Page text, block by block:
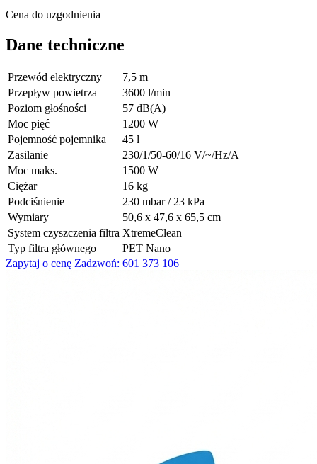
Cena do uzgodnienia
Dane techniczne
Przewód elektryczny
7,5 m
Przepływ powietrza
3600 l/min
Poziom głośności
57 dB(A)
Moc pięć
1200 W
Pojemność pojemnika
45 l
Zasilanie
230/1/50-60/16 V/~/Hz/A
Moc maks.
1500 W
Ciężar
16 kg
Podciśnienie
230 mbar / 23 kPa
Wymiary
50,6 x 47,6 x 65,5 cm
System czyszczenia filtra XtremeClean
Typ filtra głównego
PET Nano
Zapytaj o cenę Zadzwoń: 601 373 106